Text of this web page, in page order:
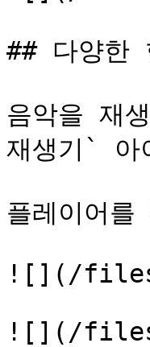
## 다양한
음악을 재
재생기` 아
플레이어
![](/files/-
![](/files/-